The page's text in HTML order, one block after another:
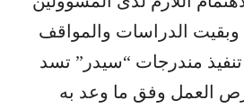
الدراسات والمواقف
مندرجات “سيدر” تسد
العمل وفق ما وعد به